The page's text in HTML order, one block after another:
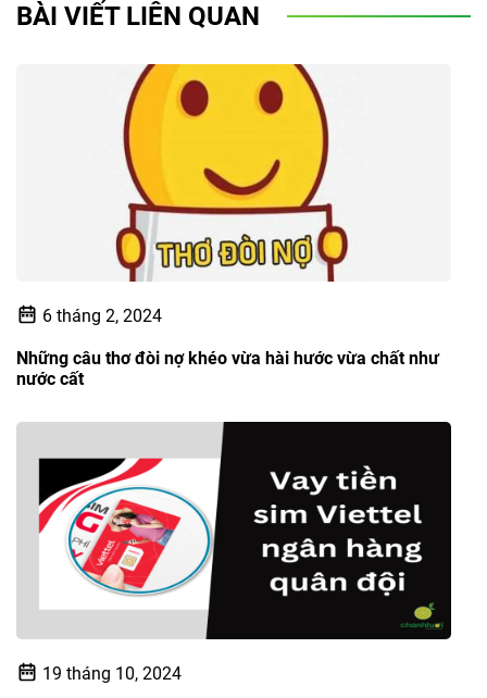
BÀI VIẾT LIÊN QUAN
6 tháng 2, 2024
Những câu thơ đòi nợ khéo vừa hài hước vừa chất như
nước cất
19 tháng 10, 2024